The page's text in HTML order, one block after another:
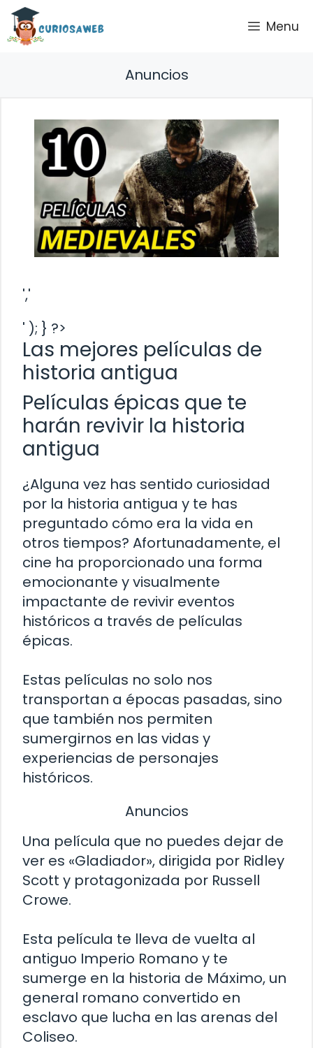
Saltar
contenido
Menu
Anuncios
','
' ); } ?>
Las mejores películas de
historia antigua
Películas épicas que te
harán revivir la historia
antigua
¿Alguna vez has sentido curiosidad
por la historia antigua y te has
preguntado cómo era la vida en
otros tiempos? Afortunadamente, el
cine ha proporcionado una forma
emocionante y visualmente
impactante de revivir eventos
históricos a través de películas
épicas.
Estas películas no solo nos
transportan a épocas pasadas, sino
que también nos permiten
sumergirnos en las vidas y
experiencias de personajes
históricos.
Anuncios
Una película que no puedes dejar de
ver es «Gladiador», dirigida por Ridley
Scott y protagonizada por Russell
Crowe.
Esta película te lleva de vuelta al
antiguo Imperio Romano y te
sumerge en la historia de Máximo, un
general romano convertido en
esclavo que lucha en las arenas del
Coliseo.